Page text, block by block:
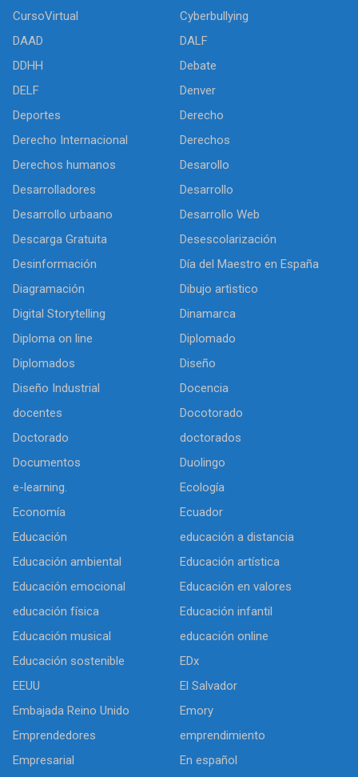
CursoVirtual
Cyberbullying
DAAD
DALF
DDHH
Debate
DELF
Denver
Deportes
Derecho
Derecho Internacional
Derechos
Derechos humanos
Desarollo
Desarrolladores
Desarrollo
Desarrollo urbaano
Desarrollo Web
Descarga Gratuita
Desescolarización
Desinformación
Día del Maestro en España
Diagramación
Dibujo artìstico
Digital Storytelling
Dinamarca
Diploma on line
Diplomado
Diplomados
Diseño
Diseño Industrial
Docencia
docentes
Docotorado
Doctorado
doctorados
Documentos
Duolingo
e-learning.
Ecología
Economía
Ecuador
Educación
educación a distancia
Educación ambiental
Educación artística
Educación emocional
Educación en valores
educación física
Educación infantil
Educación musical
educación online
Educación sostenible
EDx
EEUU
El Salvador
Embajada Reino Unido
Emory
Emprendedores
emprendimiento
Empresarial
En español